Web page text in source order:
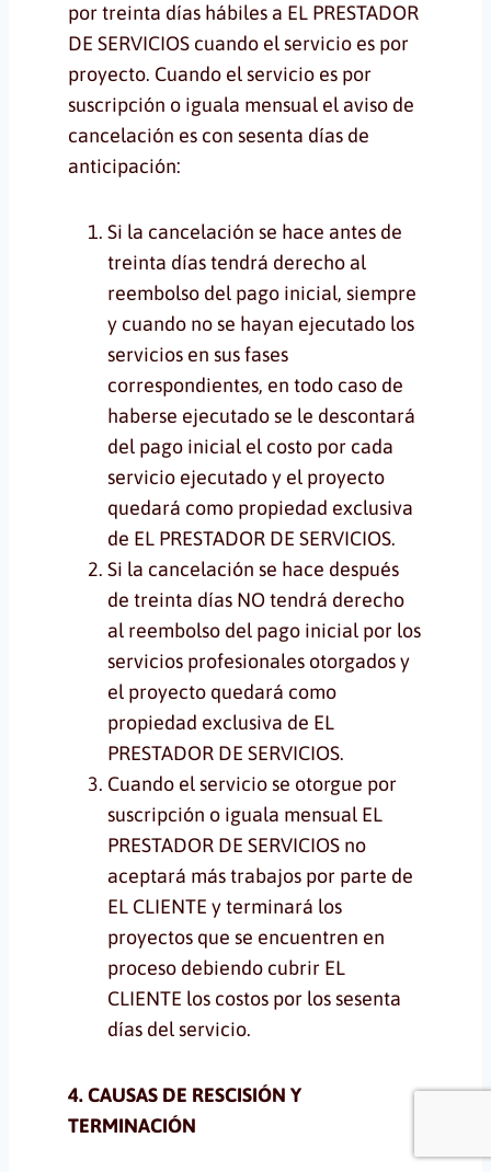
por treinta días hábiles a EL PRESTADOR
DE SERVICIOS cuando el servicio es por
proyecto. Cuando el servicio es por
suscripción o iguala mensual el aviso de
cancelación es con sesenta días de
anticipación:
Si la cancelación se hace antes de
treinta días tendrá derecho al
reembolso del pago inicial, siempre
y cuando no se hayan ejecutado los
servicios en sus fases
correspondientes, en todo caso de
haberse ejecutado se le descontará
del pago inicial el costo por cada
servicio ejecutado y el proyecto
quedará como propiedad exclusiva
de EL PRESTADOR DE SERVICIOS.
Si la cancelación se hace después
de treinta días NO tendrá derecho
al reembolso del pago inicial por los
servicios profesionales otorgados y
el proyecto quedará como
propiedad exclusiva de EL
PRESTADOR DE SERVICIOS.
Cuando el servicio se otorgue por
suscripción o iguala mensual EL
PRESTADOR DE SERVICIOS no
aceptará más trabajos por parte de
EL CLIENTE y terminará los
proyectos que se encuentren en
proceso debiendo cubrir EL
CLIENTE los costos por los sesenta
días del servicio.
4. CAUSAS DE RESCISIÓN Y
TERMINACIÓN